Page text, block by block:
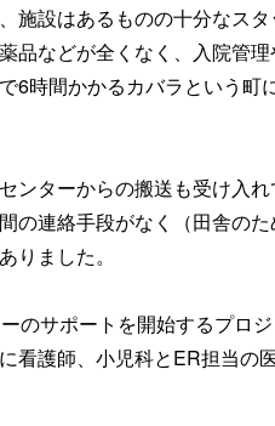
施設はあるものの十分なスタ
品などが全くなく、入院管
6時間かかるカバラという町
ンターからの搬送も受け入れ
の連絡手段がなく（田舎の
りました。
のサポートを開始するプロ
看護師、小児科とER担当の